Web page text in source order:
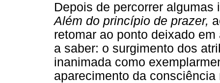
Depois de percorrer
Além do princípio de prazer,
retomar ao ponto deixado
a saber: o surgimento dos
inanimada como
aparecimento da